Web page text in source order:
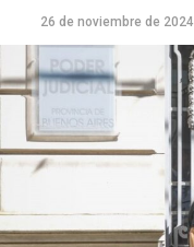
26 de noviembre de 2024